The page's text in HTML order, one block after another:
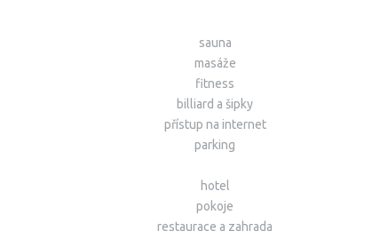
sauna
masáže
fitness
billiard a šipky
přístup na internet
parking
hotel
pokoje
restaurace a zahrada